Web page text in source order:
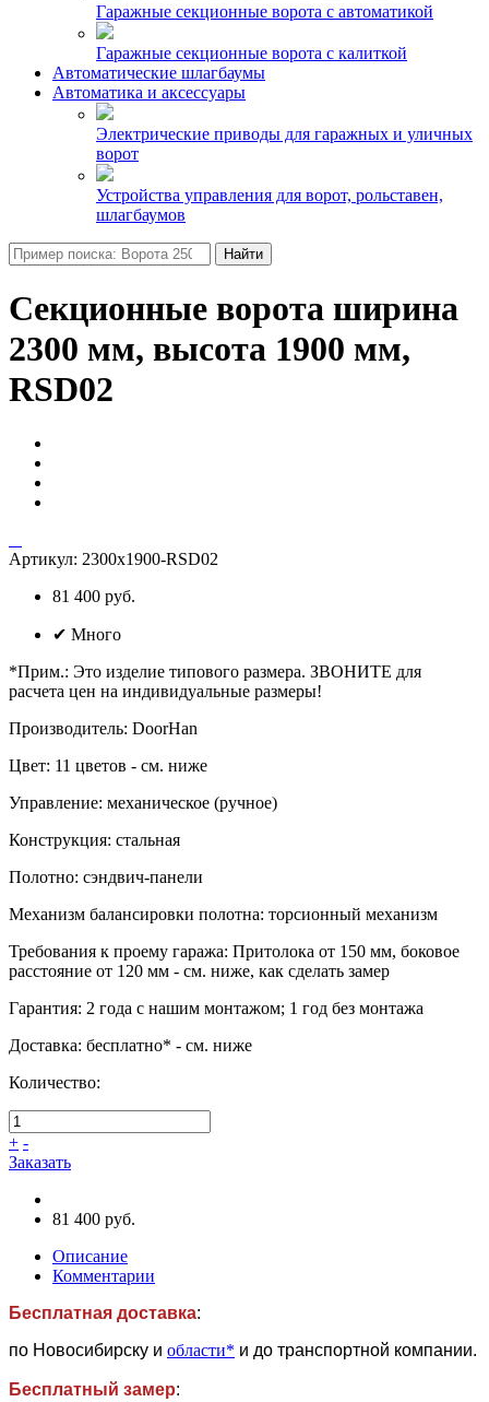
Гаражные секционные ворота с автоматикой
Гаражные секционные ворота с калиткой
Автоматические шлагбаумы
Автоматика и аксессуары
Электрические приводы для гаражных и уличных
ворот
Устройства управления для ворот, рольставен,
шлагбаумов
Найти
Секционные ворота ширина
2300 мм, высота 1900 мм,
RSD02
Артикул: 2300х1900-RSD02
81 400 руб.
✔ Много
*Прим.: Это изделие типового размера. ЗВОНИТЕ для
расчета цен на индивидуальные размеры!
Производитель: DoorHan
Цвет: 11 цветов - см. ниже
Управление: механическое (ручное)
Конструкция: стальная
Полотно: сэндвич-панели
Механизм балансировки полотна: торсионный механизм
Требования к проему гаража: Притолока от 150 мм, боковое
расстояние от 120 мм - см. ниже, как сделать замер
Гарантия: 2 года с нашим монтажом; 1 год без монтажа
Доставка: бесплатно* - см. ниже
Количество:
+ -
Заказать
81 400 руб.
Описание
Комментарии
Бесплатная доставка:
по Новосибирску и области* и до транспортной компании.
Бесплатный замер: